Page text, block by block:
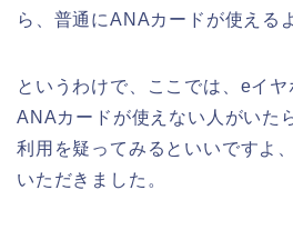
ら、普通にANAカードが使える
というわけで、ここでは、eイ
ANAカードが使えない人がいた
利用を疑ってみるといいですよ
いただきました。